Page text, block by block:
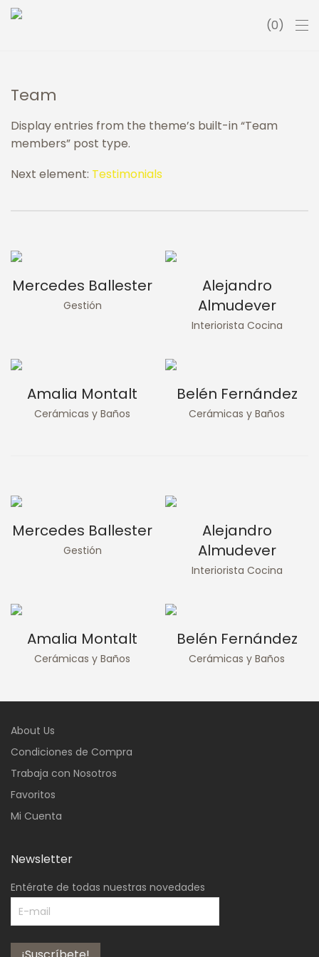
0
Team
Display entries from the theme’s built-in “Team
members” post type.
Next element: Testimonials
Mercedes Ballester
Gestión
Alejandro
Almudever
Interiorista Cocina
Amalia Montalt
Cerámicas y Baños
Belén Fernández
Cerámicas y Baños
Mercedes Ballester
Gestión
Alejandro
Almudever
Interiorista Cocina
Amalia Montalt
Cerámicas y Baños
Belén Fernández
Cerámicas y Baños
About Us
Condiciones de Compra
Trabaja con Nosotros
Favoritos
Mi Cuenta
Newsletter
Entérate de todas nuestras novedades